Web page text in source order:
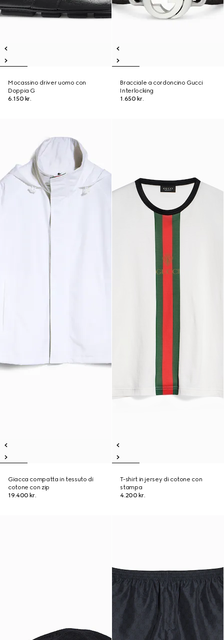
Mocassino driver uomo con
Doppia G
6.150 kr.
Bracciale a cordoncino Gucci
Interlocking
1.650 kr.
Giacca compatta in tessuto di
cotone con zip
19.400 kr.
T-shirt in jersey di cotone con
stampa
4.200 kr.